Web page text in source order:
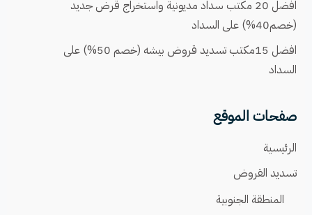
افضل 20 مكتب سداد مديونية واستخراج قرض جديد
(خصم40%) على السداد
افضل 15مكتب تسديد قروض بيشه (خصم 50%) على
السداد
صفحات الموقع
الرئيسية
تسديد القروض
المنطقة الجنوبية